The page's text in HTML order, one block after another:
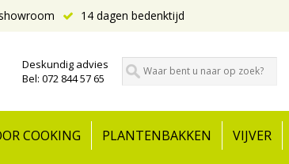
14 dagen bedenktijd
Deskundig advies
Bel: 072 844 57 65
COOKING PLANTENBAKKEN VIJVER